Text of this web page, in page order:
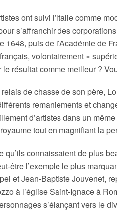
ont suivi l’Italie comme
s’affranchir des
1648, puis de l’Académie de
volontairement «
résultat comme meilleur ?
de chasse de son père,
remaniements et
d’artistes dans un
royaume tout en magnifiant la
qu’ils connaissaient de plus
être l’exemple le plus
et Jean-Baptiste Jouvenet,
à l’église Saint-Ignace à
s’élançant vers le